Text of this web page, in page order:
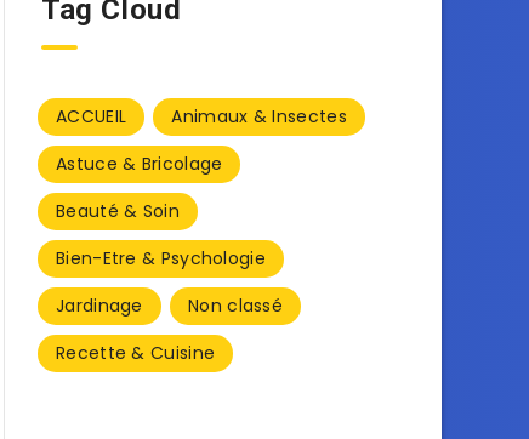
Tag Cloud
ACCUEIL
Animaux & Insectes
Astuce & Bricolage
Beauté & Soin
Bien-Etre & Psychologie
Jardinage
Non classé
Recette & Cuisine